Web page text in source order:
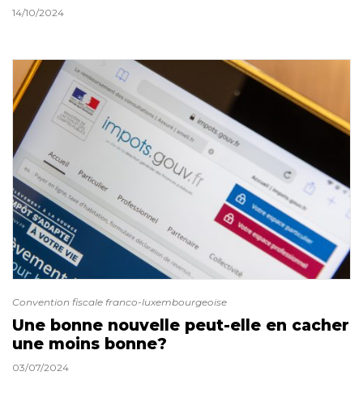
14/10/2024
Convention fiscale franco-luxembourgeoise
Une bonne nouvelle peut-elle en cacher
une moins bonne?
03/07/2024